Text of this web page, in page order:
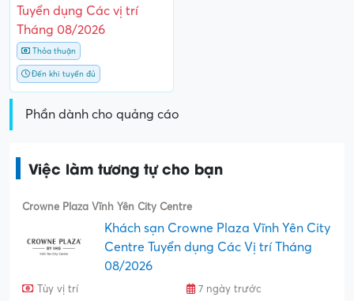
Tuyển dụng Các vị trí
Tháng 08/2026
Thỏa thuận
Đến khi tuyển đủ
Phần dành cho quảng cáo
Việc làm tương tự cho bạn
Crowne Plaza Vĩnh Yên City Centre
Khách sạn Crowne Plaza Vĩnh Yên City
Centre Tuyển dụng Các Vị trí Tháng
08/2026
Tùy vị trí
7 ngày trước